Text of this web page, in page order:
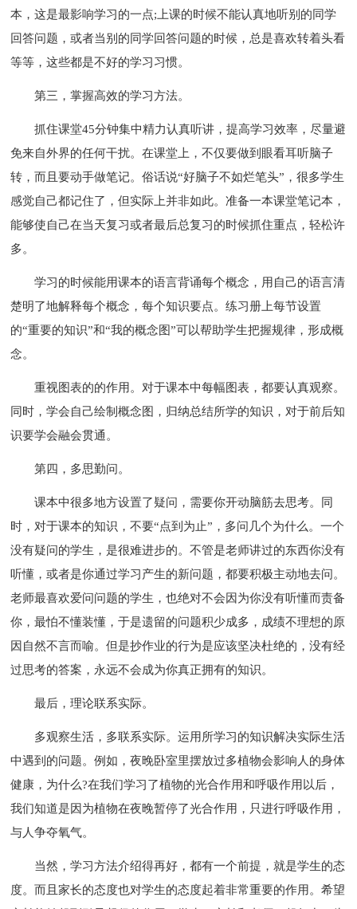
本，这是最影响学习的一点;上课的时候不能认真地听别的同学
回答问题，或者当别的同学回答问题的时候，总是喜欢转着头看
等等，这些都是不好的学习习惯。
第三，掌握高效的学习方法。
抓住课堂45分钟集中精力认真听讲，提高学习效率，尽量避
免来自外界的任何干扰。在课堂上，不仅要做到眼看耳听脑子
转，而且要动手做笔记。俗话说“好脑子不如烂笔头”，很多学生
感觉自己都记住了，但实际上并非如此。准备一本课堂笔记本，
能够使自己在当天复习或者最后总复习的时候抓住重点，轻松许
多。
学习的时候能用课本的语言背诵每个概念，用自己的语言清
楚明了地解释每个概念，每个知识要点。练习册上每节设置
的“重要的知识”和“我的概念图”可以帮助学生把握规律，形成概
念。
重视图表的的作用。对于课本中每幅图表，都要认真观察。
同时，学会自己绘制概念图，归纳总结所学的知识，对于前后知
识要学会融会贯通。
第四，多思勤问。
课本中很多地方设置了疑问，需要你开动脑筋去思考。同
时，对于课本的知识，不要“点到为止”，多问几个为什么。一个
没有疑问的学生，是很难进步的。不管是老师讲过的东西你没有
听懂，或者是你通过学习产生的新问题，都要积极主动地去问。
老师最喜欢爱问问题的学生，也绝对不会因为你没有听懂而责备
你，最怕不懂装懂，于是遗留的问题积少成多，成绩不理想的原
因自然不言而喻。但是抄作业的行为是应该坚决杜绝的，没有经
过思考的答案，永远不会成为你真正拥有的知识。
最后，理论联系实际。
多观察生活，多联系实际。运用所学习的知识解决实际生活
中遇到的问题。例如，夜晚卧室里摆放过多植物会影响人的身体
健康，为什么?在我们学习了植物的光合作用和呼吸作用以后，
我们知道是因为植物在夜晚暂停了光合作用，只进行呼吸作用，
与人争夺氧气。
当然，学习方法介绍得再好，都有一个前提，就是学生的态
度。而且家长的态度也对学生的态度起着非常重要的作用。希望